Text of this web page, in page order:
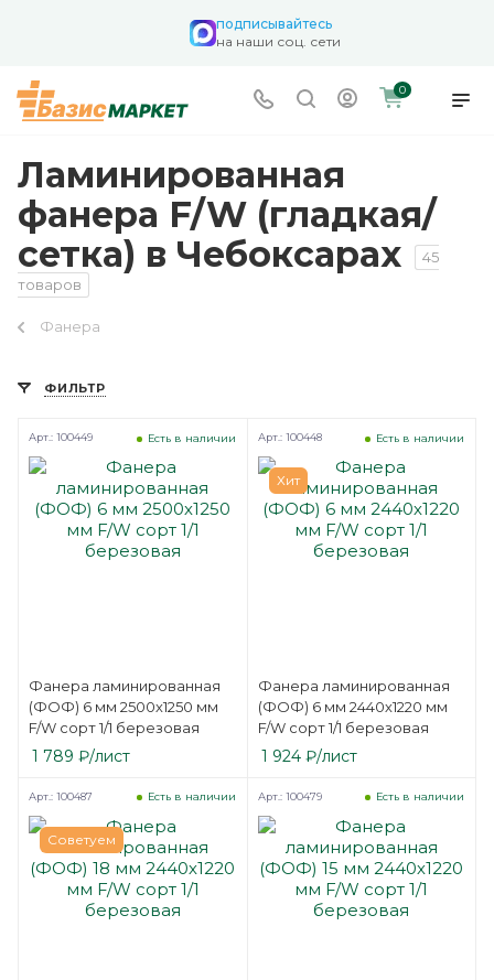
подписывайтесь
на наши соц. сети
0
Ламинированная
фанера F/W (гладкая/
сетка) в Чебоксарах
45
товаров
Фанера
ФИЛЬТР
Фанера ламинированная
(ФОФ) 6 мм 2500х1250 мм
F/W сорт 1/1 березовая
Есть в наличии
Арт.: 100449
1 789 ₽/лист
Хит
Фанера ламинированная
(ФОФ) 6 мм 2440х1220 мм
F/W сорт 1/1 березовая
Есть в наличии
Арт.: 100448
1 924₽/лист
Советуем
Есть в наличии
Арт.: 100487 Есть в наличии
Арт.: 100479